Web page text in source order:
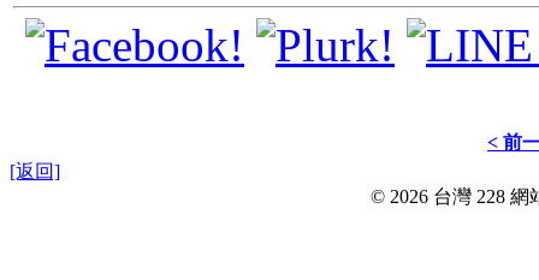
< 前
[返回]
© 2026 台灣 228 網